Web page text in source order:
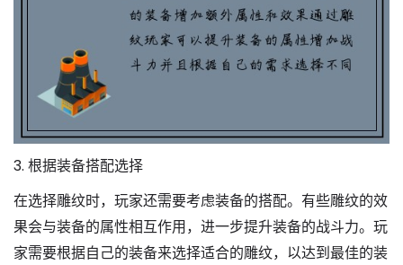
3. 根据装备搭配选择
在选择雕纹时，玩家还需要考虑装备的搭配。有些雕纹的效
果会与装备的属性相互作用，进一步提升装备的战斗力。玩
家需要根据自己的装备来选择适合的雕纹，以达到最佳的装